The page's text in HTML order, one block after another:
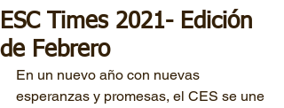
ESC Times 2021- Edición
de Febrero
En un nuevo año con nuevas
esperanzas y promesas, el CES se une